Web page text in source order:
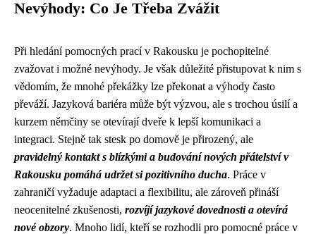
Nevýhody: Co Je Třeba Zvážit
Při hledání pomocných prací v Rakousku je pochopitelné
zvažovat i možné nevýhody. Je však důležité přistupovat k nim s
vědomím, že mnohé překážky lze překonat a výhody často
převáží. Jazyková bariéra může být výzvou, ale s trochou úsilí a
kurzem němčiny se otevírají dveře k lepší komunikaci a
integraci. Stejně tak stesk po domově je přirozený, ale
pravidelný kontakt s blízkými a budování nových přátelství v
Rakousku pomáhá udržet si pozitivního ducha. Práce v
zahraničí vyžaduje adaptaci a flexibilitu, ale zároveň přináší
neocenitelné zkušenosti, rozvíjí jazykové dovednosti a otevírá
nové obzory. Mnoho lidí, kteří se rozhodli pro pomocné práce v